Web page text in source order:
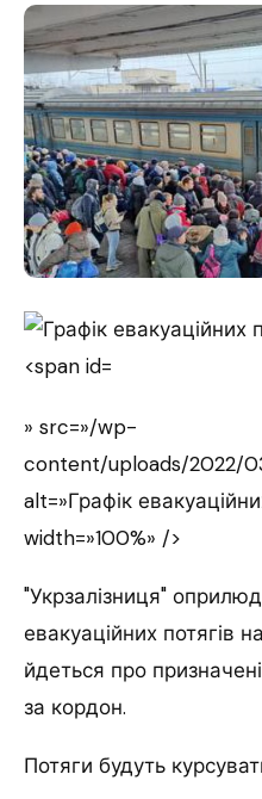
» src=»/wp-
content/uploads/2022/
alt=»Графік
width=»100%» />
"Укрзалізниця"
евакуаційних потягів
йдеться про
за кордон.
Потяги будуть